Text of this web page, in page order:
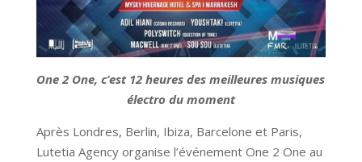
One 2 One, c’est 12 heures des meilleures musiques
électro du moment
Après Londres, Berlin, Ibiza, Barcelone et Paris,
Lutetia Agency organise l’événement One 2 One au